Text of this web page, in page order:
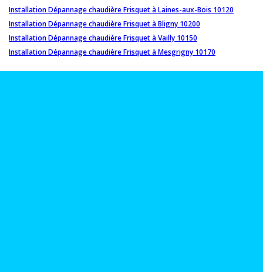
Installation Dépannage chaudière Frisquet à Laines-aux-Bois 10120
Installation Dépannage chaudière Frisquet à Bligny 10200
Installation Dépannage chaudière Frisquet à Vailly 10150
Installation Dépannage chaudière Frisquet à Mesgrigny 10170